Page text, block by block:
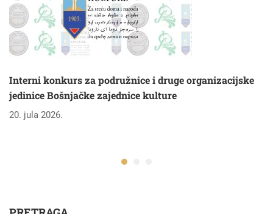
Interni konkurs za podružnice i druge organizacijske
jedinice Bošnjačke zajednice kulture
20. jula 2026.